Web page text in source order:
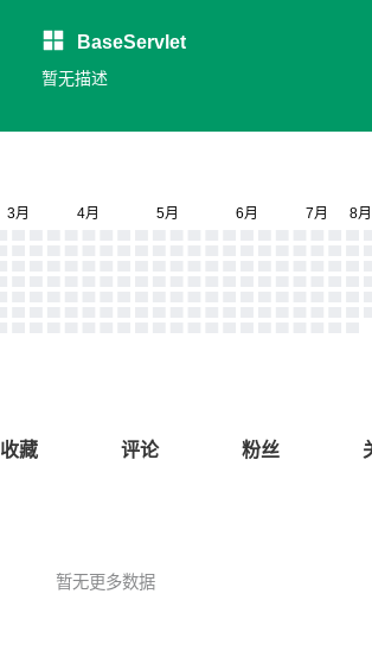
BaseServlet
暂无描述
收藏 评论 粉丝
暂无更多数据